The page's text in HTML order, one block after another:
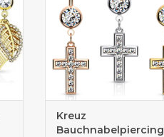
Kreuz
Bauchnabelpiercing